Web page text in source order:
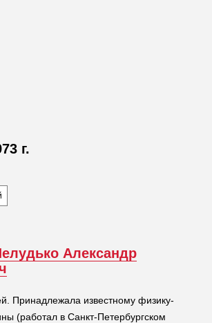
г.
Александр
Принадлежала известному физику-
(работал в Санкт-Петербургском